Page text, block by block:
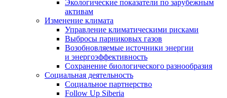
Экологические показатели по зарубежным
активам
Изменение климата
Управление климатическими рисками
Выбросы парниковых газов
Возобновляемые источники энергии
и энергоэффективность
Сохранение биологического разнообразия
Социальная деятельность
Социальное партнерство
Follow Up Siberia